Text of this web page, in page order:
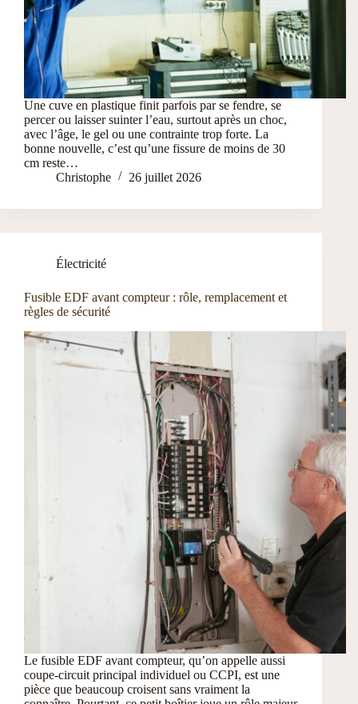
Une cuve en plastique finit parfois par se fendre, se
percer ou laisser suinter l’eau, surtout après un choc,
avec l’âge, le gel ou une contrainte trop forte. La
bonne nouvelle, c’est qu’une fissure de moins de 30
cm reste…
Christophe
26 juillet 2026
Électricité
Fusible EDF avant compteur : rôle, remplacement et
règles de sécurité
Le fusible EDF avant compteur, qu’on appelle aussi
coupe-circuit principal individuel ou CCPI, est une
pièce que beaucoup croisent sans vraiment la